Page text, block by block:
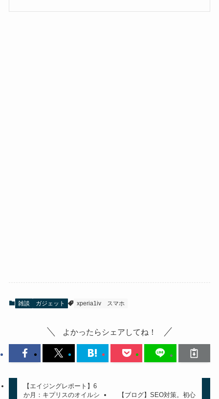
雑談 ガジェット xperia1iv スマホ
よかったらシェアしてね！
【エイジングレポート】6
か月：キプリスのオイルシ
【ブログ】SEO対策。初心